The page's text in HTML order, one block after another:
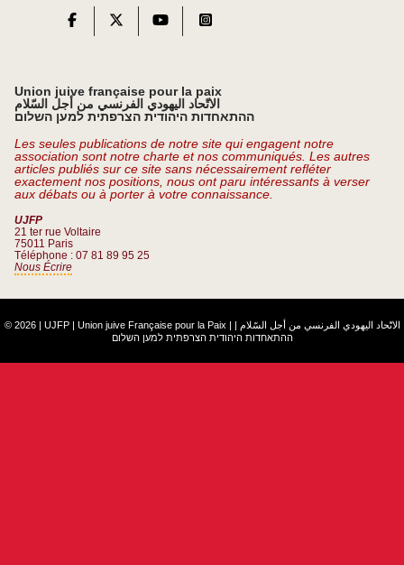
Union juive française pour la paix
الاتّحاد اليهودي الفرنسي من أجل السّلام
ההתאחדות היהודית הצרפתית למען השלום
Les seules publications de notre site qui engagent notre
association sont notre charte et nos communiqués. Les autres
articles publiés sur ce site sans nécessairement refléter
exactement nos positions, nous ont paru intéressants à verser
aux débats ou à porter à votre connaissance.
UJFP
21 ter rue Voltaire
75011 Paris
Téléphone : 07 81 89 95 25
Nous Écrire
© 2026 | UJFP | Union juive Française pour la Paix | الاتّحاد اليهودي الفرنسي من أجل السّلام |
ההתאחדות היהודית הצרפתית למען השלום